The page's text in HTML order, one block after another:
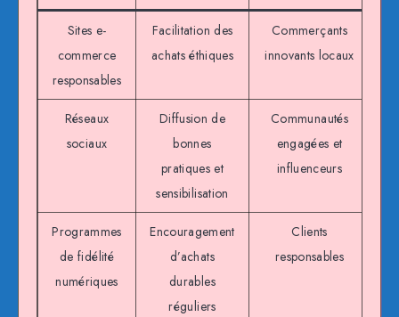
Sites e-
commerce
responsables
Facilitation des
achats éthiques
Commerçants
innovants locaux
Réseaux
sociaux
Diffusion de
bonnes
pratiques et
sensibilisation
Communautés
engagées et
influenceurs
Programmes
de fidélité
numériques
Encouragement
d’achats
durables
réguliers
Clients
responsables